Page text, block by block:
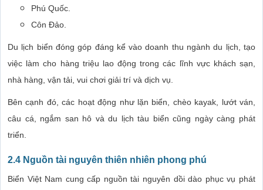
Phú Quốc.
Côn Đảo.
Du lịch biển đóng góp đáng kể vào doanh thu ngành du lịch, tạo
việc làm cho hàng triệu lao động trong các lĩnh vực khách sạn,
nhà hàng, vận tải, vui chơi giải trí và dịch vụ.
Bên cạnh đó, các hoạt động như lặn biển, chèo kayak, lướt ván,
câu cá, ngắm san hô và du lịch tàu biển cũng ngày càng phát
triển.
2.4 Nguồn tài nguyên thiên nhiên phong phú
Biển Việt Nam cung cấp nguồn tài nguyên dồi dào phục vụ phát